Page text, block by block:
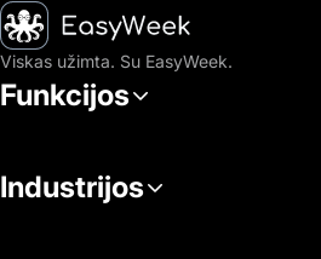
Pagrindinis puslapis
Viskas užimta. Su EasyWeek.
Funkcijos
Industrijos